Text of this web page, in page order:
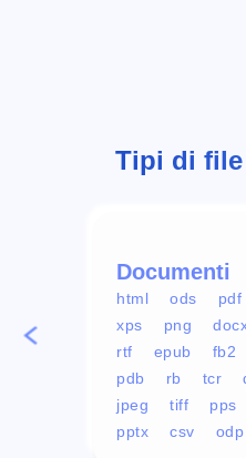
Tipi di
Documenti
html ods pdf
xps
png
rtf
epub fb2
pdb
rb tcr
jpeg
tiff pps
pptx
csv odp